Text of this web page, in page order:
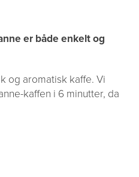
er både enkelt og
og aromatisk kaffe. Vi
kaffen i 6 minutter, da